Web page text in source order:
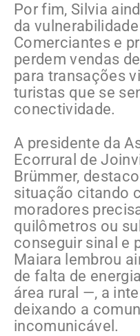
Por fim, Silvia
da
Comerciantes e
perdem vendas
para transações
turistas que se
conectividade.
A presidente da
Ecorrural de
Brümmer,
situação citando
moradores
quilômetros ou
conseguir sinal e
Maiara lembrou
de falta de
área rural —, a
deixando a
incomunicável.